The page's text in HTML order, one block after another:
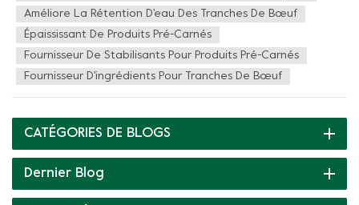
bouche des produits carnés Et le goût des tranches de bœuf
épicées est tendre et lisse Vert Fresh Groupe peut vous
proposent : Solutions de rétention d'eau de viande
préfabriquée Let faisons connaissance ça~ Tranches de boeuf
épicées Caractéristiques du produit ·Texture tendre et
rendement des tranches de viande roulées, et réduire le taux
de perte à la cuisson ·Il a un certain effet d'amélioration sur la
suppression odeur particulière et augmentant la stabilité au
gel-dégel Prends un pot de soupe, tprendre une bouchée de
bœuf épicé Ce qui roule dans la marmite, ce ne sont pas
Améliore La Rétention D'eau Des Tranches De Bœuf
Épaississant De Produits Pré-Carnés
Fournisseur De Stabilisants Pour Produits Pré-Carnés
Fournisseur D'ingrédients Pour Tranches De Bœuf
CATÉGORIES DE BLOGS
Dernier Blog